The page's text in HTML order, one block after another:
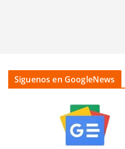
Siguenos en GoogleNews